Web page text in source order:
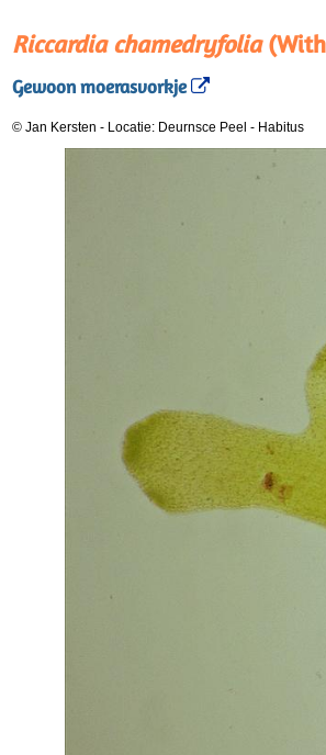
Riccardia chamedryfolia
Gewoon moerasvorkje
© Jan Kersten - Locatie: Deurnsce Peel - Habitus